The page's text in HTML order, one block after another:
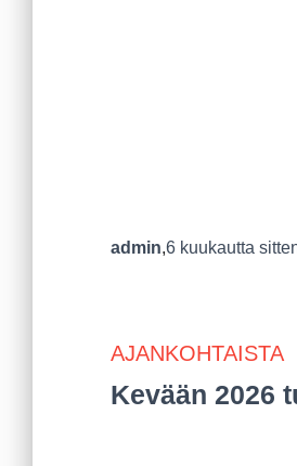
admin,6 kuukautta
AJANKOHTAISTA
Kevään 2026